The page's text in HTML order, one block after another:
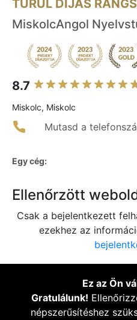
TURUL DÍJAS
MiskolcAngol
8.7
Miskolc, Miskolc
Mutasd a
Egy cég:
Ellenőrzött
Csak a bejelentkezett
ezekhez az
Ez az Ön
Gratulálunk!
népszerűsítéshez